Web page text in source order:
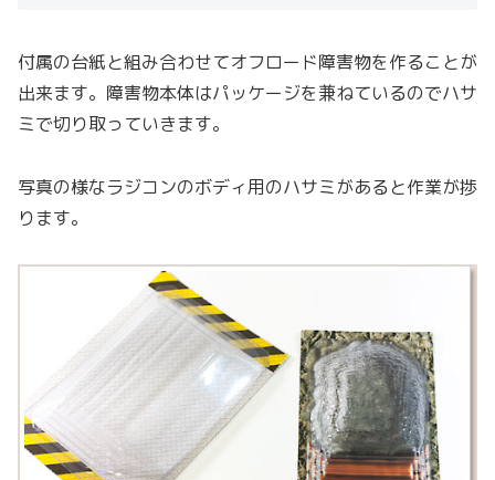
付属の台紙と組み合わせてオフロード障害物を作ることが
出来ます。障害物本体はパッケージを兼ねているのでハサ
ミで切り取っていきます。
写真の様なラジコンのボディ用のハサミがあると作業が捗
ります。